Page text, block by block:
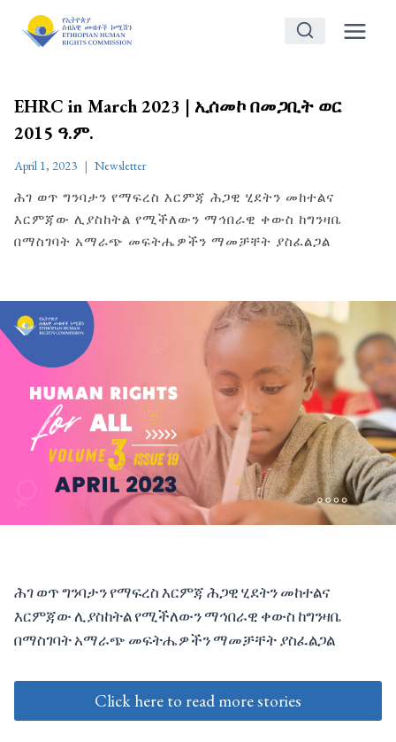
EHRC in March 2023 | ኢሰመኮ በመጋቢት ወር
2015 ዓ.ም.
April 1, 2023 Newsletter
ሕገ ወጥ ግንባታን የማፍረስ እርምጃ ሕጋዊ ሂደትን መከተልና
እርምጃው ሊያስከትል የሚችለውን ማኅበራዊ ቀውስ ከግንዛቤ
በማስገባት አማራጭ መፍትሔዎችን ማመቻቸት ያስፈልጋል
ሕገ ወጥ ግንባታን የማፍረስ እርምጃ ሕጋዊ ሂደትን መከተልና
እርምጃው ሊያስከትል የሚችለውን ማኅበራዊ ቀውስ ከግንዛቤ
በማስገባት አማራጭ መፍትሔዎችን ማመቻቸት ያስፈልጋል
Click here to read more stories